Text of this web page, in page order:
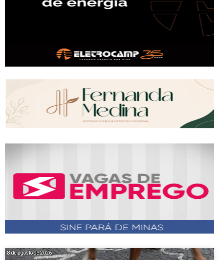
8 de agosto de 2026